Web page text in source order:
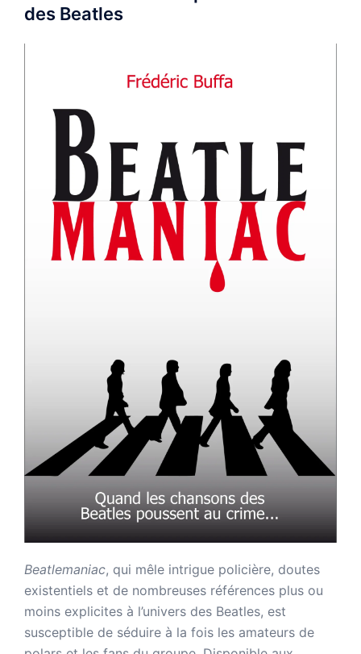
des Beatles
Beatlemaniac, qui mêle intrigue policière, doutes
existentiels et de nombreuses références plus ou
moins explicites à l’univers des Beatles, est
susceptible de séduire à la fois les amateurs de